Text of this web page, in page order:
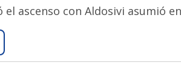
ascenso con Aldosivi asumió